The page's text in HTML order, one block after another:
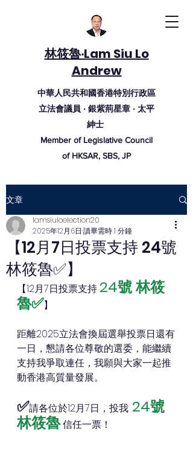
林筱魯‧Lam Siu Lo
Andrew
中華人民共和國香港特別行政區
立法會議員 ‧ 銀紫荊星章 ‧ 太平
紳士
Member of Legislative Council
of HKSAR, SBS, JP
文章
【12月7日投票支持 24號
林筱魯✅】
lamsiuloelection20
2025年12月6日 讀畢需時 1 分鐘
【12月7日投票支持 24號 林筱
魯✅】
距離2025立法會換屆選舉投票日還有
一日，懇請各位尊敬的選委，能繼續
支持我爭取連任，我願與大家一起推
動香港高質量發展。
✅請各位於12月7日，投我 24號
林筱魯 信任一票！